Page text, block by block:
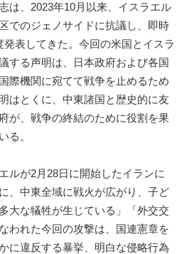
は、2023年10月以来、イスラエル
でのジェノサイドに抗議し、即時
表してきた。今回の米国とイスラ
する声明は、日本政府および各国
際機関に宛てて戦争を止めるため
はとくに、中東諸国と歴史的に友
が、戦争の終結のために役割を果
る。
ルが2月28日に開始したイランに
、中東全域に戦火が広がり、子ど
大な犠牲が生じている」「外交交
われた今回の攻撃は、国連憲章を
に違反する暴挙、明白な侵略行為